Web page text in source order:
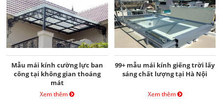
Mẫu mái kính cường lực ban
công tại không gian thoáng
mát
Xem thêm
99+ mẫu mái kính giếng trời lấy
sáng chất lượng tại Hà Nội
Xem thêm